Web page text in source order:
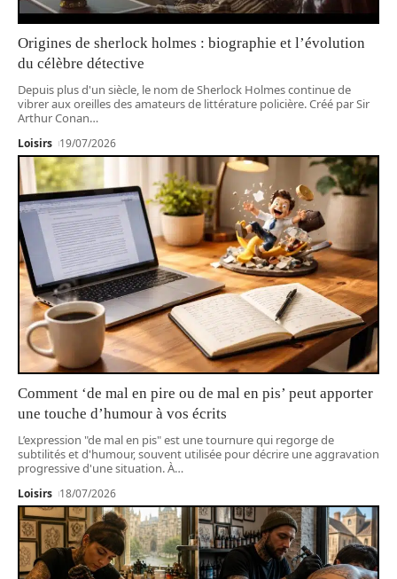
Origines de sherlock holmes : biographie et l’évolution
du célèbre détective
Depuis plus d'un siècle, le nom de Sherlock Holmes continue de
vibrer aux oreilles des amateurs de littérature policière. Créé par Sir
Arthur Conan…
Loisirs 19/07/2026
Comment ‘de mal en pire ou de mal en pis’ peut apporter
une touche d’humour à vos écrits
L’expression "de mal en pis" est une tournure qui regorge de
subtilités et d'humour, souvent utilisée pour décrire une aggravation
progressive d'une situation. À…
Loisirs 18/07/2026